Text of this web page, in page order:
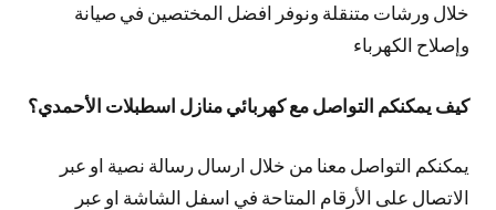
خلال ورشات متنقلة ونوفر افضل المختصين في صيانة
وإصلاح الكهرباء
كيف يمكنكم التواصل مع كهربائي منازل اسطبلات الأحمدي؟
يمكنكم التواصل معنا من خلال ارسال رسالة نصية او عبر
الاتصال على الأرقام المتاحة في اسفل الشاشة او عبر